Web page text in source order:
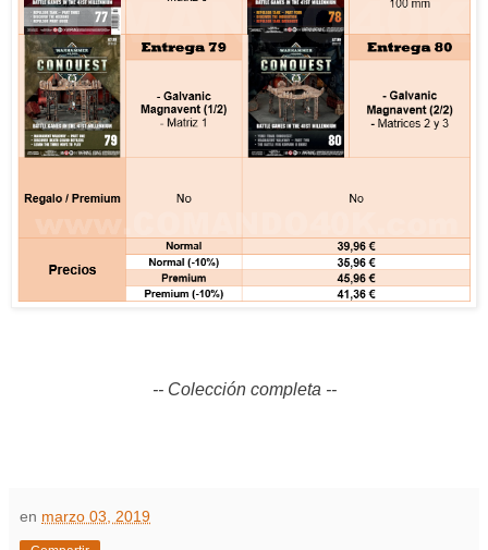
-- Colección completa --
en marzo 03, 2019